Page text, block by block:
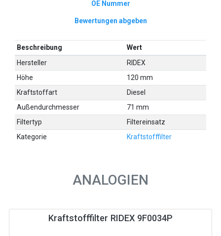
OE Nummer
Bewertungen abgeben
Beschreibung
Wert
Hersteller
RIDEX
Höhe
120 mm
Kraftstoffart
Diesel
Außendurchmesser
71 mm
Filtertyp
Filtereinsatz
Kategorie
Kraftstofffilter
ANALOGIEN
Kraftstofffilter RIDEX 9F0034P